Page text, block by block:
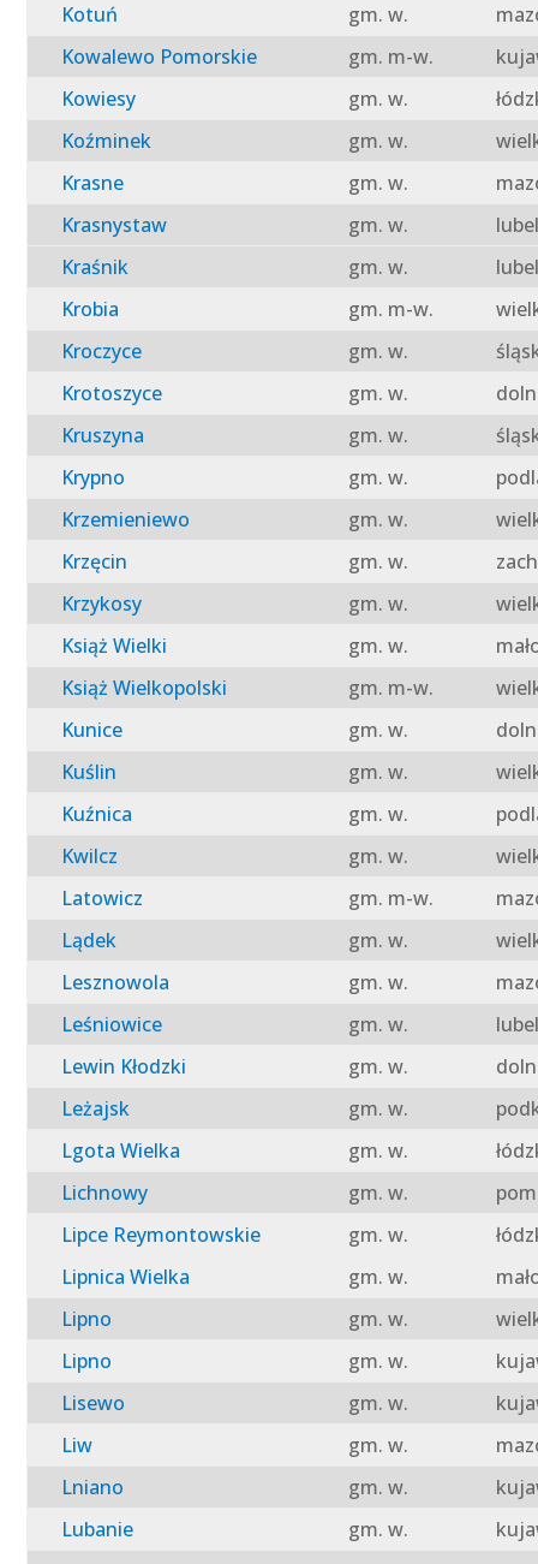
Kotuń
gm. w.
Kowalewo Pomorskie
gm. m-w.
Kowiesy
gm. w.
Koźminek
gm. w.
Krasne
gm. w.
Krasnystaw
gm. w.
Kraśnik
gm. w.
Krobia
gm. m-w.
Kroczyce
gm. w.
Krotoszyce
gm. w.
Kruszyna
gm. w.
Krypno
gm. w.
Krzemieniewo
gm. w.
Krzęcin
gm. w.
Krzykosy
gm. w.
Książ Wielki
gm. w.
Książ Wielkopolski
gm. m-w.
Kunice
gm. w.
Kuślin
gm. w.
Kuźnica
gm. w.
Kwilcz
gm. w.
Latowicz
gm. m-w.
Lądek
gm. w.
Lesznowola
gm. w.
Leśniowice
gm. w.
Lewin Kłodzki
gm. w.
Leżajsk
gm. w.
Lgota Wielka
gm. w.
Lichnowy
gm. w.
Lipce Reymontowskie
gm. w.
Lipnica Wielka
gm. w.
Lipno
gm. w.
Lipno
gm. w.
Lisewo
gm. w.
Liw
gm. w.
Lniano
gm. w.
Lubanie
gm. w.